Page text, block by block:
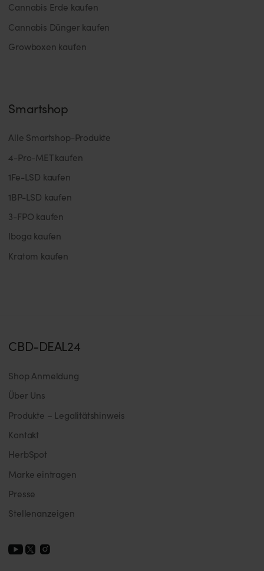
Cannabis Erde kaufen
Cannabis Dünger kaufen
Growboxen kaufen
Smartshop
Alle Smartshop-Produkte
4-Pro-MET kaufen
1Fe-LSD kaufen
1BP-LSD kaufen
3-FPO kaufen
Iboga kaufen
Kratom kaufen
CBD-DEAL24
Shop Anmeldung
Über Uns
Produkte – Legalitätshinweis
Kontakt
HerbSpot
Marke eintragen
Presse
Stellenanzeigen